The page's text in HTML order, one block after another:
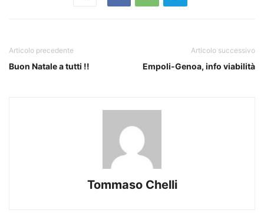
Articolo precedente
Buon Natale a tutti !!
Articolo successivo
Empoli-Genoa, info viabilità
Tommaso Chelli